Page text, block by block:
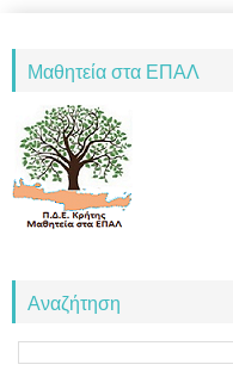
Μαθητεία στα ΕΠΑΛ
Αναζήτηση